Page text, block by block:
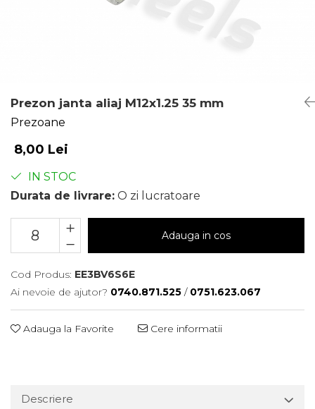
Prezon janta aliaj M12x1.25 35 mm
Prezoane
8,00 Lei
IN STOC
Durata de livrare: O zi lucratoare
Adauga in cos
Cod Produs: EE3BV6S6E
Ai nevoie de ajutor? 0740.871.525 / 0751.623.067
Adauga la Favorite Cere informatii
Descriere